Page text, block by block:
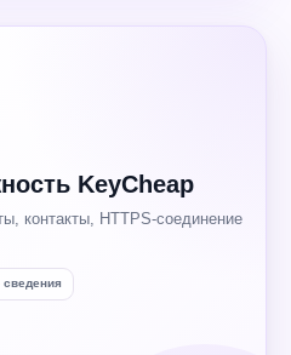
KeyCheap
соединение